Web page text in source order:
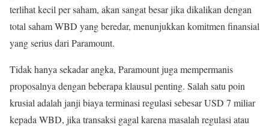
terlihat kecil per saham, akan sangat besar jika dikalikan dengan
total saham WBD yang beredar, menunjukkan komitmen finansial
yang serius dari Paramount.
Tidak hanya sekadar angka, Paramount juga mempermanis
proposalnya dengan beberapa klausul penting. Salah satu poin
krusial adalah janji biaya terminasi regulasi sebesar USD 7 miliar
kepada WBD, jika transaksi gagal karena masalah regulasi atau